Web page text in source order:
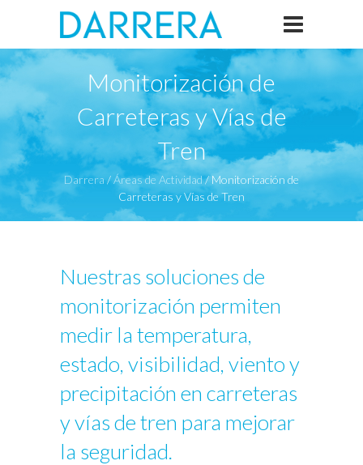
Monitorización de
Carreteras y Vías de
Tren
Darrera/Áreas de Actividad/Monitorización de
Carreteras y Vías de Tren
Nuestras soluciones de
monitorización permiten
medir la temperatura,
estado, visibilidad, viento y
precipitación en carreteras
y vías de tren para mejorar
la seguridad.